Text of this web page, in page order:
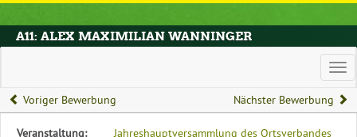
A11: ALEX MAXIMILIAN WANNINGER
Voriger Bewerbung Nächster Bewerbung
Diese
Veranstaltung:
Jahreshauptversammlung des Ortsverbandes